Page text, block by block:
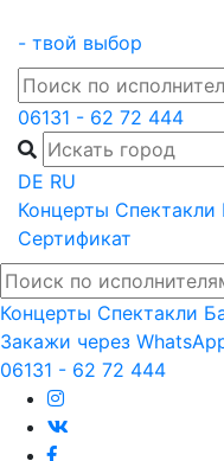
content
- твой выбор
06131 - 62 72 444
DE RU
Концерты Спектакли
Сертификат
Концерты Спектакли
Закажи через
06131 - 62 72 444